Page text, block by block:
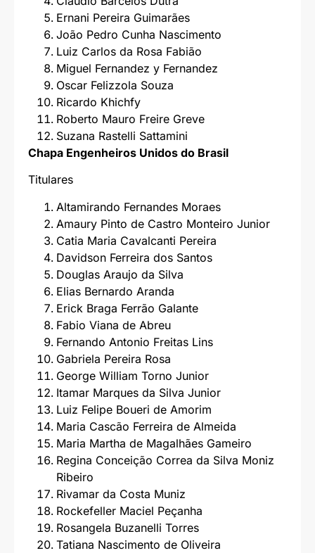
Ernani Pereira Guimarães
João Pedro Cunha Nascimento
Luiz Carlos da Rosa Fabião
Miguel Fernandez y Fernandez
Oscar Felizzola Souza
Ricardo Khichfy
Roberto Mauro Freire Greve
Suzana Rastelli Sattamini
Chapa Engenheiros Unidos do Brasil
Titulares
Altamirando Fernandes Moraes
Amaury Pinto de Castro Monteiro Junior
Catia Maria Cavalcanti Pereira
Davidson Ferreira dos Santos
Douglas Araujo da Silva
Elias Bernardo Aranda
Erick Braga Ferrão Galante
Fabio Viana de Abreu
Fernando Antonio Freitas Lins
Gabriela Pereira Rosa
George William Torno Junior
Itamar Marques da Silva Junior
Luiz Felipe Boueri de Amorim
Maria Cascão Ferreira de Almeida
Maria Martha de Magalhães Gameiro
Regina Conceição Correa da Silva Moniz
Ribeiro
Rivamar da Costa Muniz
Rockefeller Maciel Peçanha
Rosangela Buzanelli Torres
Tatiana Nascimento de Oliveira